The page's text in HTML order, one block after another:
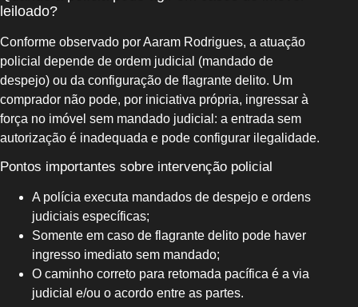
leiloado?
Conforme observado por Aaram Rodrigues, a atuação
policial depende de ordem judicial (mandado de
despejo) ou da configuração de flagrante delito. Um
comprador não pode, por iniciativa própria, ingressar à
força no imóvel sem mandado judicial: a entrada sem
autorização é inadequada e pode configurar ilegalidade.
Pontos importantes sobre intervenção policial
A polícia executa mandados de despejo e ordens
judiciais específicas;
Somente em caso de flagrante delito pode haver
ingresso imediato sem mandado;
O caminho correto para retomada pacífica é a via
judicial e/ou o acordo entre as partes.